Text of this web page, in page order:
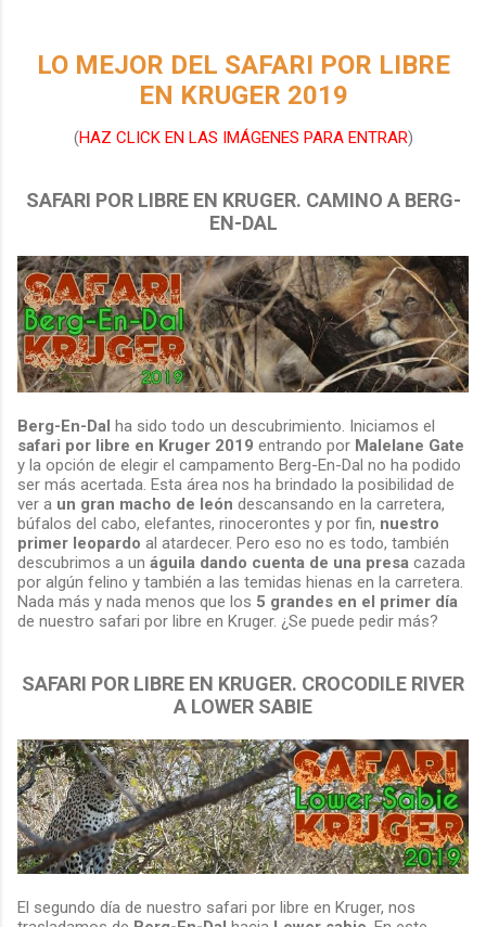
LO MEJOR DEL SAFARI POR LIBRE
EN KRUGER 2019
(HAZ CLICK EN LAS IMÁGENES PARA ENTRAR)
SAFARI POR LIBRE EN KRUGER. CAMINO A BERG-
EN-DAL
Berg-En-Dal ha sido todo un descubrimiento. Iniciamos el
safari por libre en Kruger 2019 entrando por Malelane Gate
y la opción de elegir el campamento Berg-En-Dal no ha podido
ser más acertada. Esta área nos ha brindado la posibilidad de
ver a un gran macho de león descansando en la carretera,
búfalos del cabo, elefantes, rinocerontes y por fin, nuestro
primer leopardo al atardecer. Pero eso no es todo, también
descubrimos a un águila dando cuenta de una presa cazada
por algún felino y también a las temidas hienas en la carretera.
Nada más y nada menos que los 5 grandes en el primer día
de nuestro safari por libre en Kruger. ¿Se puede pedir más?
SAFARI POR LIBRE EN KRUGER. CROCODILE RIVER
A LOWER SABIE
El segundo día de nuestro safari por libre en Kruger, nos